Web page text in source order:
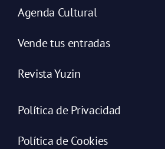
Agenda Cultural
Vende tus entradas
Revista Yuzin
Política de Privacidad
Política de Cookies